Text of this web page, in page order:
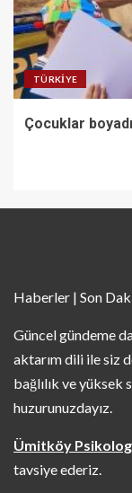
TÜRKIYE
Çocuklar
Haberler | Son
Güncel gündeme
aktarım dili ile siz
bağlılık ve
huzurunuzdayız.
Ümitköy Psikolog
tavsiye ederiz.